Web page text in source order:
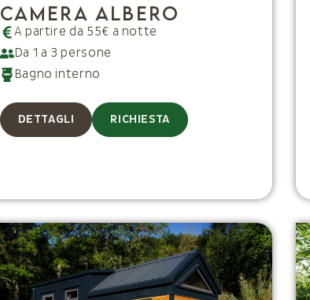
Camera Albero
A partire da 55€ a notte
Da 1 a 3 persone
Bagno interno
DETTAGLI RICHIESTA